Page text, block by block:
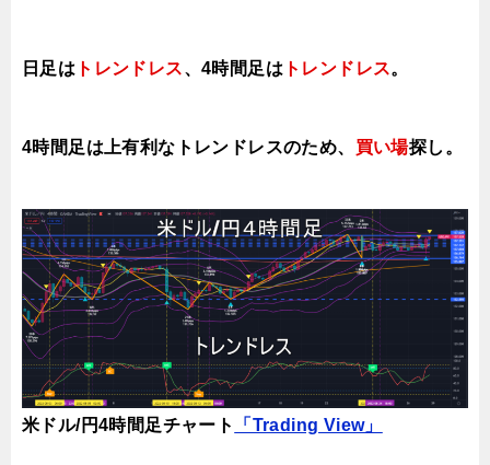
日足は トレンドレス、4時間足は トレンドレス。
4時間足は上有利なト レンドレスのため、 買い場探し。
米ドル/円4時間足チャート 「Trading View」